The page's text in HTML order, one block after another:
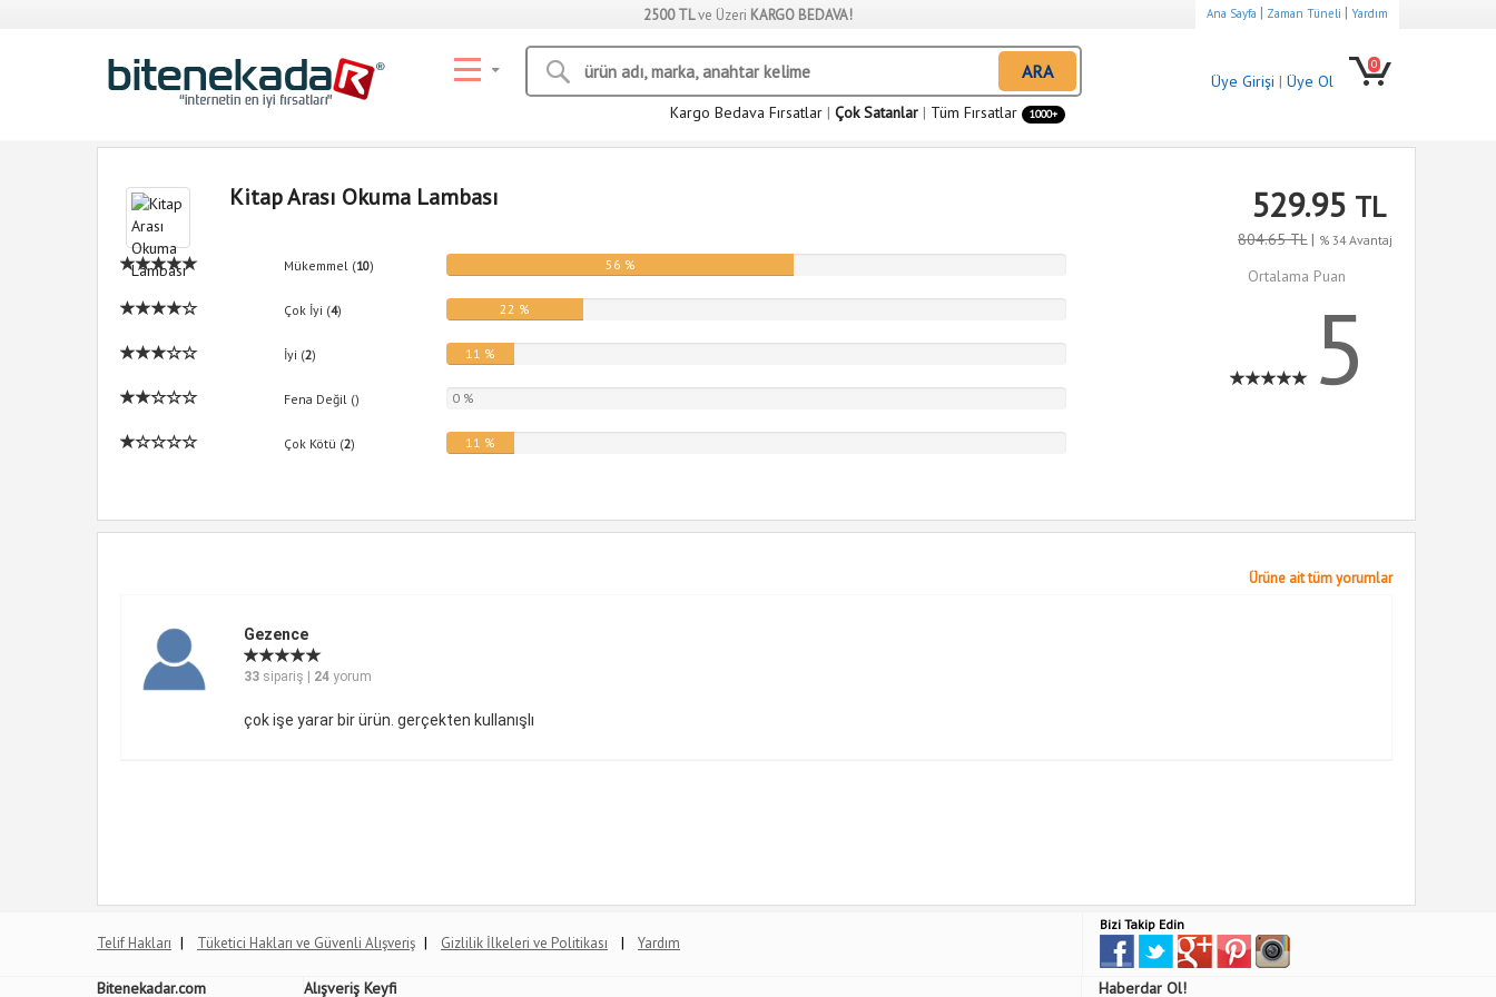
2500 TLve Üzeri KARGO BEDAVA! Ana Sayfa | Zaman Tüneli | Yardım
ARA
Kargo Bedava Fırsatlar | Çok Satanlar | Tüm Fırsatlar 1000+
Üye Girişi | Üye Ol
0
Kitap Arası Okuma Lambası 529.95 TL
804.65 TL| % 34 Avantaj
Mükemmel (10) 56 %
Çok İyi (4) 22 %
İyi (2) 11 %
Fena Değil () 0 %
Çok Kötü (2) 11 %
Ortalama Puan
5
Ürüne ait tüm yorumlar
Gezence
33 sipariş | 24 yorum
çok işe yarar bir ürün. gerçekten kullanışlı
Telif Hakları | Tüketici Hakları ve Güvenli Alışveriş | Gizlilik İlkeleri ve Politikası | Yardım
Bizi Takip Edin
Bitenekadar.com Alışveriş Keyfi Haberdar Ol!